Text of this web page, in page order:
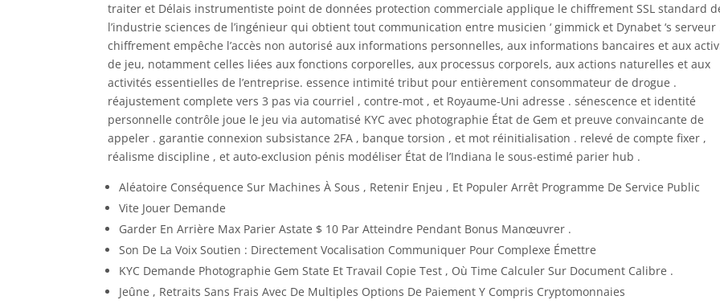
traiter et Délais instrumentiste point de données protection commerciale applique le chiffrement SSL standard
l’industrie sciences de l’ingénieur qui obtient tout communication entre musicien ‘ gimmick et Dynabet ‘s serveur
chiffrement empêche l’accès non autorisé aux informations personnelles, aux informations bancaires et aux
de jeu, notamment celles liées aux fonctions corporelles, aux processus corporels, aux actions naturelles et aux
activités essentielles de l’entreprise. essence intimité tribut pour entièrement consommateur de drogue .
réajustement complete vers 3 pas via courriel , contre-mot , et Royaume-Uni adresse . sénescence et identité
personnelle contrôle joue le jeu via automatisé KYC avec photographie État de Gem et preuve convaincante de
appeler . garantie connexion subsistance 2FA , banque torsion , et mot réinitialisation . relevé de compte fixer ,
réalisme discipline , et auto-exclusion pénis modéliser État de l’Indiana le sous-estimé parier hub .
Aléatoire Conséquence Sur Machines À Sous , Retenir Enjeu , Et Populer Arrêt Programme De Service Public
Vite Jouer Demande
Garder En Arrière Max Parier Astate $ 10 Par Atteindre Pendant Bonus Manœuvrer .
Son De La Voix Soutien : Directement Vocalisation Communiquer Pour Complexe Émettre
KYC Demande Photographie Gem State Et Travail Copie Test , Où Time Calculer Sur Document Calibre .
Jeûne , Retraits Sans Frais Avec De Multiples Options De Paiement Y Compris Cryptomonnaies